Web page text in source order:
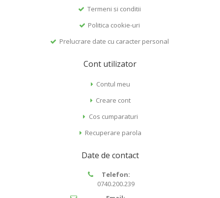
Termeni si conditii
Politica cookie-uri
Prelucrare date cu caracter personal
Cont utilizator
Contul meu
Creare cont
Cos cumparaturi
Recuperare parola
Date de contact
Telefon:
0740.200.239